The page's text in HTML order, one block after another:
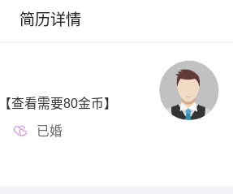
简历详情
【查看需要80金币】
已婚